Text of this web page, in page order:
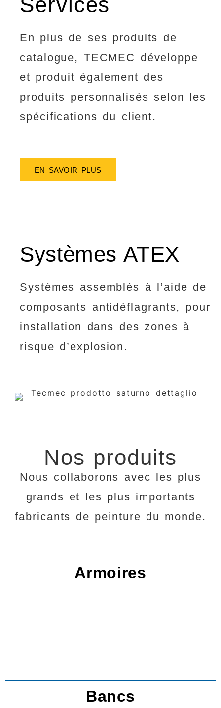
En plus de ses produits de
catalogue, TECMEC développe
et produit également des
produits personnalisés selon les
spécifications du client.
EN SAVOIR PLUS
Systèmes ATEX
Systèmes assemblés à l’aide de
composants antidéflagrants, pour
installation dans des zones à
risque d’explosion.
Nos produits
Nous collaborons avec les plus
grands et les plus importants
fabricants de peinture du monde.
Armoires
Bancs